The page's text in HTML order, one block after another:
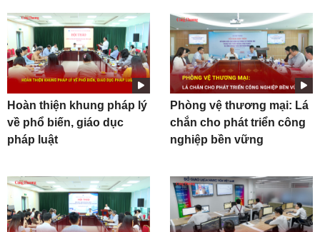
Hoàn thiện khung pháp lý
về phổ biến, giáo dục
pháp luật
Phòng vệ thương mại: Lá
chắn cho phát triển công
nghiệp bền vững